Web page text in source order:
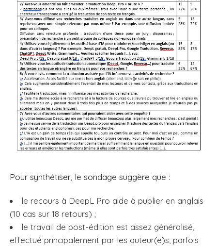
Pour synthétiser, le sondage suggère que :
le recours à DeepL Pro aide à publier en anglais
(10 cas sur 18 retours) ;
le travail de post-édition est assez généralisé,
effectué principalement par les auteur(e)s, parfois